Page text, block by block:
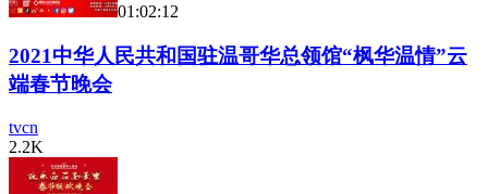
01:02:12
2021中华人民共和国驻温哥华总领馆“枫华温情”云
端春节晚会
tvcn
2.2K